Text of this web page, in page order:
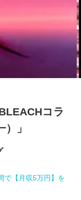
コラ
」
で【月収5万円】を